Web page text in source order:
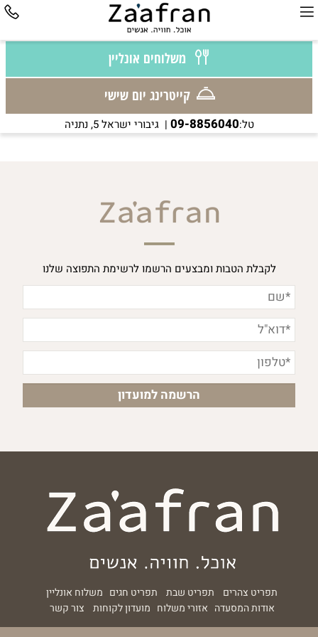
משלוחים אונליין
קייטרינג יום שישי
טל:09-8856040 | גיבורי ישראל 5, נתניה
לקבלת הטבות ומבצעים הרשמו לרשימת התפוצה שלנו
תפריט צהרים תפריט שבת תפריט חגים משלוח אונליין
אודות המסעדה אזורי משלוח מועדון לקוחות צור קשר